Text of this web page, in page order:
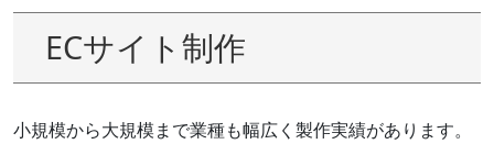
ECサイト制作
小規模から大規模まで業種も幅広く製作実績があります。